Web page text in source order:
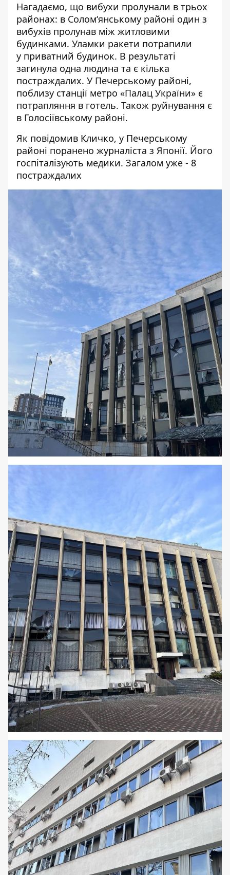
Нагадаємо, що вибухи пролунали в трьох
районах: в Солом‘янському районі один з
вибухів пролунав між житловими
будинками. Уламки ракети потрапили
у приватний будинок. В результаті
загинула одна людина та є кілька
постраждалих. У Печерському районі,
поблизу станції метро «Палац України» є
потрапляння в готель. Також руйнування є
в Голосіївському районі.
Як повідомив Кличко, у Печерському
районі поранено журналіста з Японії. Його
госпіталізують медики. Загалом уже - 8
постраждалих